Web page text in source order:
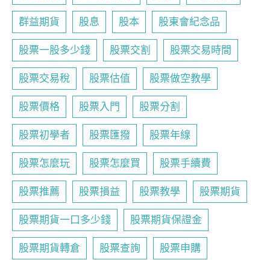
群益期貨 股息 股本 股東會紀念品
股票一股多少錢 股票交割 股票交易時間
股票交易稅 股票估值 股票做空教學
股票價格 股票入門 股票分割
股票初學者 股票匯撥 股票年線
股票怎麼玩 股票怎麼買 股票手續費
股票推薦 股票損益 股票教學 股票期貨
股票期貨一口多少錢 股票期貨保證金
股票期貨轉倉 股票查詢 股票申購